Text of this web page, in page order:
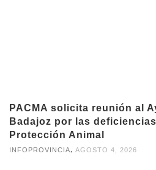
PACMA solicita reunión al
Badajoz por las
Protección Animal
INFOPROVINCIA AGOSTO 4, 2026